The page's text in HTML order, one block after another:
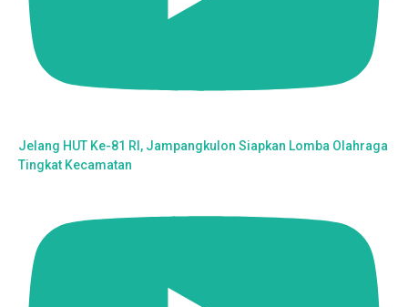
Jelang HUT Ke-81 RI, Jampangkulon Siapkan Lomba Olahraga
Tingkat Kecamatan